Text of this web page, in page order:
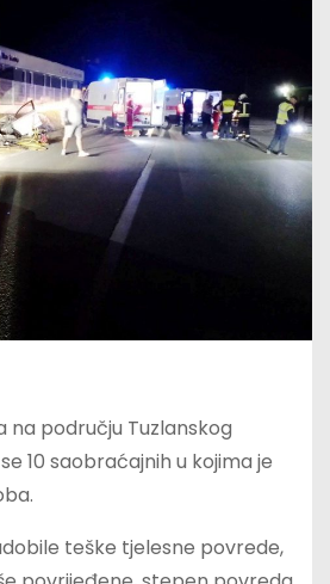
na području Tuzlanskog
10 saobraćajnih u kojima je
teške tjelesne povrede,